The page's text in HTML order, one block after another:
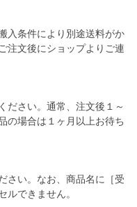
入条件により別途送料がか
注文後にショップよりご連
ださい。通常、注文後１～
の場合は１ヶ月以上お待ち
さい。なお、商品名に［受
ルできません。